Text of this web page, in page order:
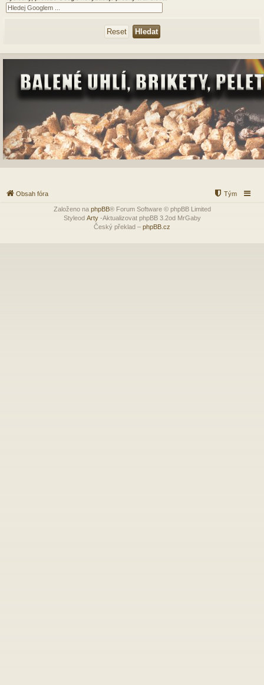
Obsah fóra Tým
Založeno na phpBB® Forum Software © phpBB Limited
Styleod Arty-Aktualizovat phpBB 3.2od MrGaby
Český překlad – phpBB.cz